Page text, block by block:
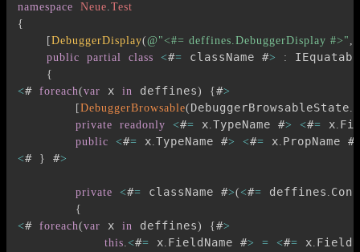
namespace Neue.Test
{
[DebuggerDisplay(@"<#= deffines.DebuggerDisplay #>" ,
public
partial class <#= className #> :
{
<# foreach(var x in deffines) {#>
[DebuggerBrowsable( DebuggerBrowsableState.
private readonly <#= x.TypeName #> <#= x.
public <#= x.TypeName #> <#= x. PropName #
<# } #>
private <#= className #>( <#= deffines .
{
<# foreach(var x in deffines) {#>
this. <#= x. FieldName #> = <#= x.